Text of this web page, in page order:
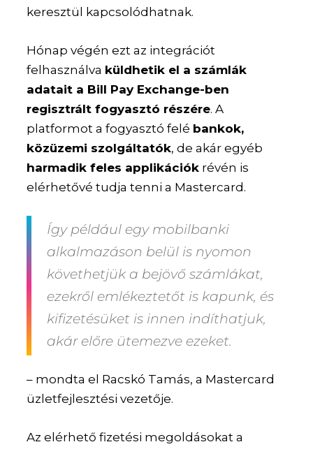
keresztül kapcsolódhatnak.
Hónap végén ezt az integrációt
felhasználva küldhetik el a számlák
adatait a Bill Pay Exchange-ben
regisztrált fogyasztó részére. A
platformot a fogyasztó felé bankok,
közüzemi szolgáltatók, de akár egyéb
harmadik feles applikációk révén is
elérhetővé tudja tenni a Mastercard.
Így például egy mobilbanki
alkalmazáson belül is nyomon
követhetjük a bejövő számlákat,
ezekről emlékeztetőt is kapunk, és
kifizetésüket is innen indíthatjuk,
akár előre ütemezve ezeket.
– mondta el Racskó Tamás, a Mastercard
üzletfejlesztési vezetője.
Az elérhető fizetési megoldásokat a